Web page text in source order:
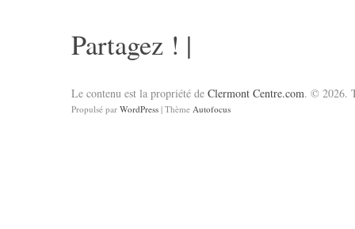
Partagez ! |
Le contenu est la propriété de Clermont Centre.com. © 2026.
Propulsé par WordPress | Thème Autofocus